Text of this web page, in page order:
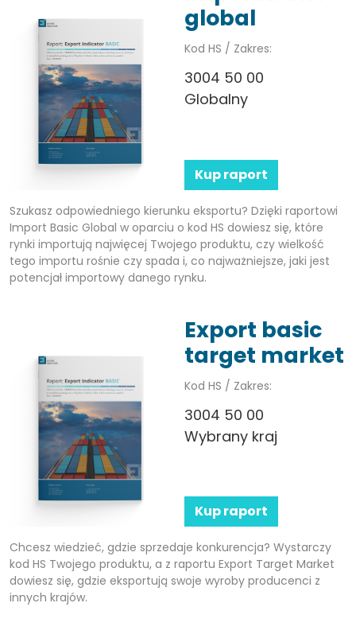
global
Kod HS / Zakres:
3004 50 00
Globalny
Kup raport
Szukasz odpowiedniego kierunku eksportu? Dzięki raportowi
Import Basic Global w oparciu o kod HS dowiesz się, które
rynki importują najwięcej Twojego produktu, czy wielkość
tego importu rośnie czy spada i, co najważniejsze, jaki jest
potencjał importowy danego rynku.
Export basic
target market
Kod HS / Zakres:
3004 50 00
Wybrany kraj
Kup raport
Chcesz wiedzieć, gdzie sprzedaje konkurencja? Wystarczy
kod HS Twojego produktu, a z raportu Export Target Market
dowiesz się, gdzie eksportują swoje wyroby producenci z
innych krajów.